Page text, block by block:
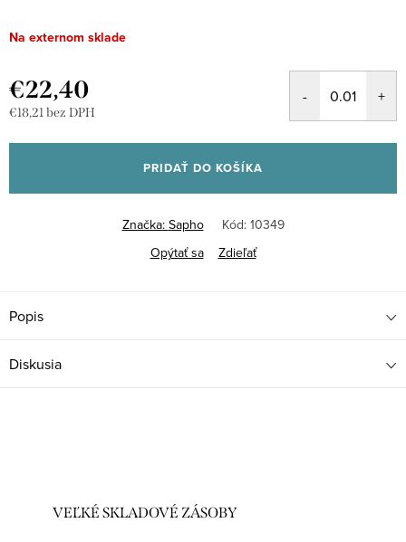
Na externom sklade
€22,40
€18,21 bez DPH
cena:
PRIDAŤ DO KOŠÍKA
Značka: Sapho Kód: 10349
Opýtať sa
Zdieľať
Popis
Diskusia
VEĽKÉ SKLADOVÉ ZÁSOBY